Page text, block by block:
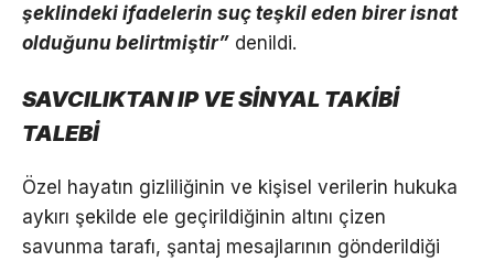
şeklindeki ifadelerin suç teşkil eden birer isnat
olduğunu belirtmiştir” denildi.
SAVCILIKTAN IP VE SİNYAL TAKİBİ
TALEBİ
Özel hayatın gizliliğinin ve kişisel verilerin hukuka
aykırı şekilde ele geçirildiğinin altını çizen
savunma tarafı, şantaj mesajlarının gönderildiği